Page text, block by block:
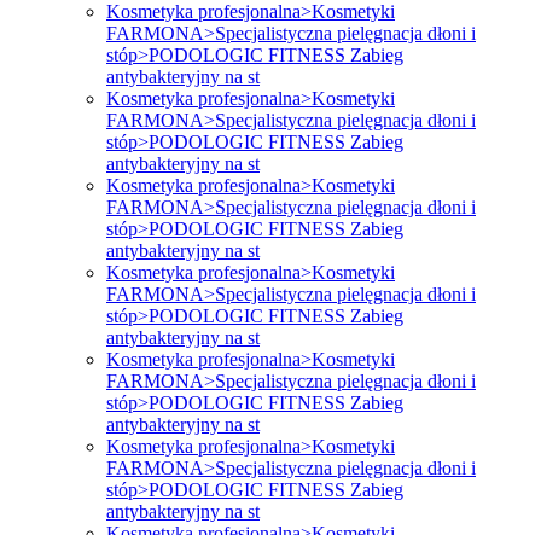
Kosmetyka profesjonalna>Kosmetyki
FARMONA>Specjalistyczna pielęgnacja dłoni i
stóp>PODOLOGIC FITNESS Zabieg
antybakteryjny na st
Kosmetyka profesjonalna>Kosmetyki
FARMONA>Specjalistyczna pielęgnacja dłoni i
stóp>PODOLOGIC FITNESS Zabieg
antybakteryjny na st
Kosmetyka profesjonalna>Kosmetyki
FARMONA>Specjalistyczna pielęgnacja dłoni i
stóp>PODOLOGIC FITNESS Zabieg
antybakteryjny na st
Kosmetyka profesjonalna>Kosmetyki
FARMONA>Specjalistyczna pielęgnacja dłoni i
stóp>PODOLOGIC FITNESS Zabieg
antybakteryjny na st
Kosmetyka profesjonalna>Kosmetyki
FARMONA>Specjalistyczna pielęgnacja dłoni i
stóp>PODOLOGIC FITNESS Zabieg
antybakteryjny na st
Kosmetyka profesjonalna>Kosmetyki
FARMONA>Specjalistyczna pielęgnacja dłoni i
stóp>PODOLOGIC FITNESS Zabieg
antybakteryjny na st